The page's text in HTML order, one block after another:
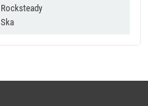
Rocksteady
Ska